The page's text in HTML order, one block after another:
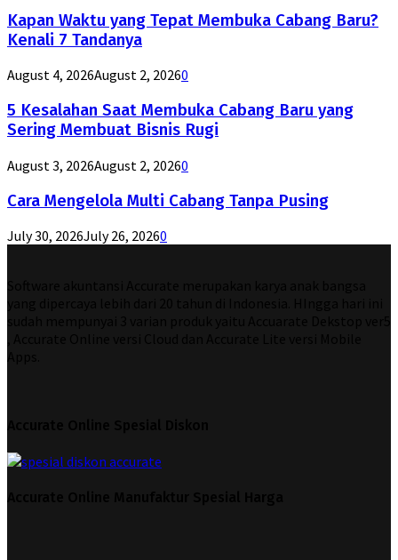
Kapan Waktu yang Tepat Membuka Cabang Baru?
Kenali 7 Tandanya
August 4, 2026August 2, 20260
5 Kesalahan Saat Membuka Cabang Baru yang
Sering Membuat Bisnis Rugi
August 3, 2026August 2, 20260
Cara Mengelola Multi Cabang Tanpa Pusing
July 30, 2026July 26, 20260